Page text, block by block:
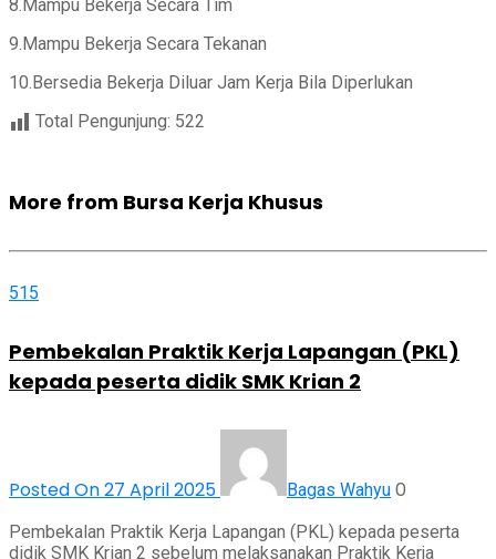
8.Mampu Bekerja Secara Tim
9.Mampu Bekerja Secara Tekanan
10.Bersedia Bekerja Diluar Jam Kerja Bila Diperlukan
Total Pengunjung: 522
More from Bursa Kerja Khusus
515
Pembekalan Praktik Kerja Lapangan (PKL)
kepada peserta didik SMK Krian 2
Posted On 27 April 2025 Bagas Wahyu 0
Pembekalan Praktik Kerja Lapangan (PKL) kepada peserta
didik SMK Krian 2 sebelum melaksanakan Praktik Kerja